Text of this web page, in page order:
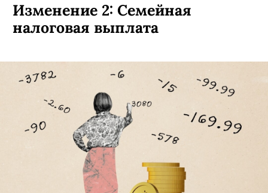
Изменение 2: Семейная
налоговая выплата